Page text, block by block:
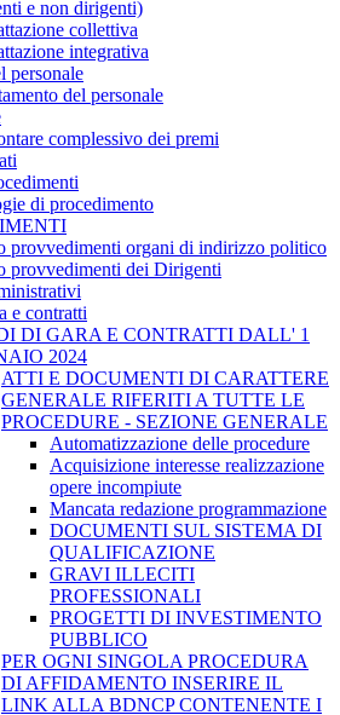
e non dirigenti)
collettiva
integrativa
personale
del personale
complessivo dei premi
di procedimento
provvedimenti organi di indirizzo politico
provvedimenti dei Dirigenti
e contratti
DI GARA E CONTRATTI DALL' 1
2024
ATTI E DOCUMENTI DI CARATTERE
GENERALE RIFERITI A TUTTE LE
PROCEDURE - SEZIONE GENERALE
Automatizzazione delle procedure
Acquisizione interesse realizzazione
opere incompiute
Mancata redazione programmazione
DOCUMENTI SUL SISTEMA DI
QUALIFICAZIONE
GRAVI ILLECITI
PROFESSIONALI
PROGETTI DI INVESTIMENTO
PUBBLICO
PER OGNI SINGOLA PROCEDURA
DI AFFIDAMENTO INSERIRE IL
LINK ALLA BDNCP CONTENENTE I